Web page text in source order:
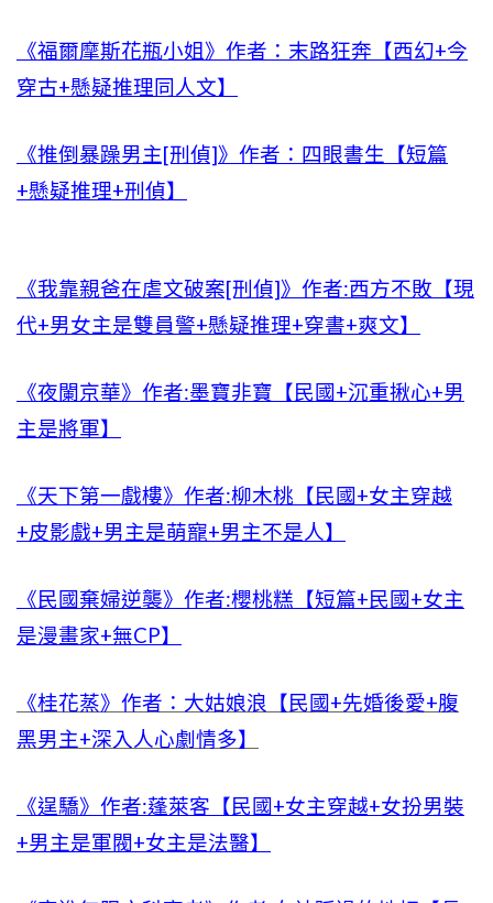
《福爾摩斯花瓶小姐》作者：末路狂奔【西幻+今
穿古+懸疑推理同人文】
《推倒暴躁男主[刑偵]》作者：四眼書生【短篇
+懸疑推理+刑偵】
《我靠親爸在虐文破案[刑偵]》作者:西方不敗【現
代+男女主是雙員警+懸疑推理+穿書+爽文】
《夜闌京華》作者:墨寶非寶【民國+沉重揪心+男
主是將軍】
《天下第一戲樓》作者:柳木桃【民國+女主穿越
+皮影戲+男主是萌寵+男主不是人】
《民國棄婦逆襲》作者:櫻桃糕【短篇+民國+女主
是漫畫家+無CP】
《桂花蒸》作者：大姑娘浪【民國+先婚後愛+腹
黑男主+深入人心劇情多】
《逞驕》作者:蓬萊客【民國+女主穿越+女扮男裝
+男主是軍閥+女主是法醫】